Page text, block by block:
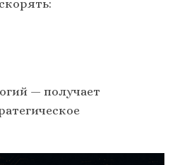
— получает